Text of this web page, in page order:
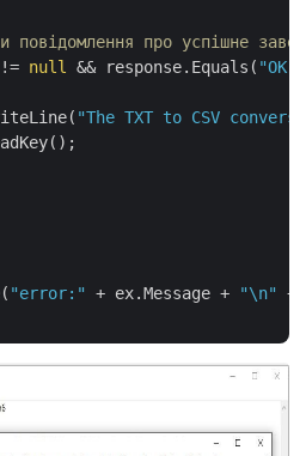
повідомлення про успішне
null && response.Equals( "OK"
"The TXT to CSV
"error:" + ex.Message + "\n"
+